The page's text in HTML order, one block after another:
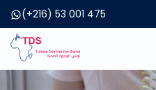
(+216) 53 001 475